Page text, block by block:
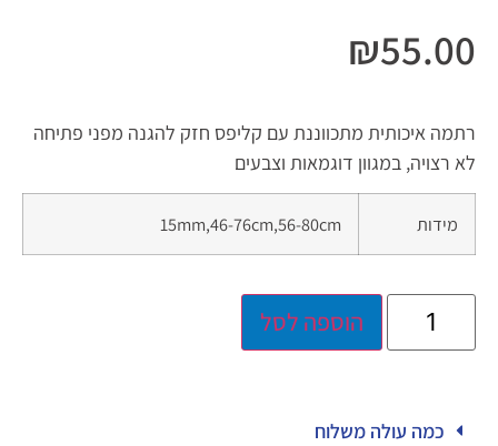
₪55.00
רתמה איכותית מתכווננת עם קליפס חזק להגנה מפני פתיחה
לא רצויה, במגוון דוגמאות וצבעים
מידות 15mm,46-76cm,56-80cm
הוספה לסל
כמה עולה משלוח